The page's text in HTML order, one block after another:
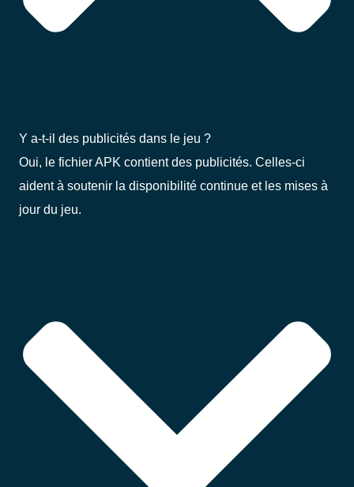
Y a-t-il des publicités dans le jeu ?
Oui, le fichier APK contient des publicités. Celles-ci
aident à soutenir la disponibilité continue et les mises à
jour du jeu.